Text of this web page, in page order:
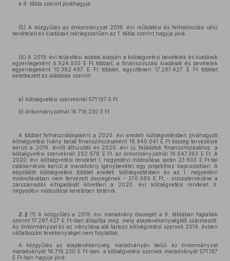
a 8. tábla szerint jóváhagyja.
(5) A közgyűlés az önkormányzat 2019. évi működési és felhalmozási célú
bevételeit és kiadásait mérlegszerűen az 1. tábla szerint hagyja jóvá.
(6) A 2019. évi teljesítési adatok alapján a költségvetési bevételek és kiadások
egyenlegeként 6.924.930 E Ft többlet, a finanszírozási kiadások és bevételek
egyenlegeként 10.362.497 E Ft többlet, együttesen 17.287.427 E Ft többlet
keletkezett az alábbiak szerint:
a) költségvetési szerveknél 571.197 E Ft
b) önkormányzatnál 16.716.230 E Ft.
A többlet felhasználásaként a 2020. évi eredeti költségvetésben jóváhagyott
költségvetési hiány belső finanszírozásaként 16.940.041 E Ft összeg tervezésre
került a 2019. évről áthúzódó és 2020. évi új feladatok finanszírozásához, a
költségvetési szerveknél 292.678 E Ft, az önkormányzatnál 16.647.363 E Ft. A
2020. évi költségvetési rendelet I. negyedévi módosítása során 23.603 E Ft-tal
csökkentésre került a maradvány igénybevétel egy projekthez kapcsolódóan. A
képződött költségvetési többlet eredeti költségvetésben és az I. negyedévi
módosításában nem tervezett összegének - 370.989 E Ft - visszatervezése a
zárszámadás elfogadását követően a 2020. évi költségvetési rendelet II.
negyedévi módosítása keretében történik.
2. § (1) A közgyűlés a 2019. évi maradvány összegét a 9. táblában foglaltak
szerint 17.287.427 E Ft-ban állapítja meg, mely alaptevékenységből származott.
Az önkormányzat és az irányítása alá tartozó költségvetési szervek 2019. évben
vállalkozási tevékenységet nem folytattak.
A közgyűlés az alaptevékenység maradványán belül az önkormányzat
maradványát 16.716.230 E Ft-ban, a költségvetési szervek maradványát 571.197
E Ft-ban hagyja jóvá.